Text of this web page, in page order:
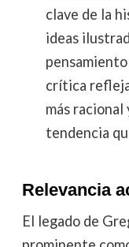
clave de la
ideas
crítica
más racional
tendencia
Relevancia
El legado de